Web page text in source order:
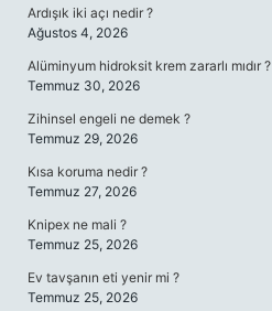
Ardışık iki açı nedir ?
Ağustos 4, 2026
Alüminyum hidroksit krem zararlı mıdır ?
Temmuz 30, 2026
Zihinsel engeli ne demek ?
Temmuz 29, 2026
Kısa koruma nedir ?
Temmuz 27, 2026
Knipex ne mali ?
Temmuz 25, 2026
Ev tavşanın eti yenir mi ?
Temmuz 25, 2026